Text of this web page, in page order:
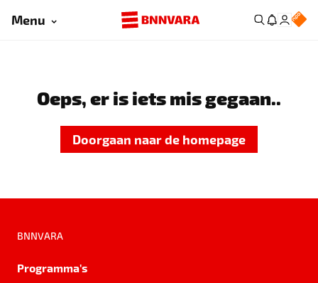
Menu
Oeps, er is iets mis gegaan..
Doorgaan naar de homepage
BNNVARA
Programma's